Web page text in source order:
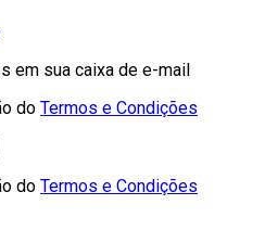
em sua caixa de e-mail
do Termos e Condições
do Termos e Condições